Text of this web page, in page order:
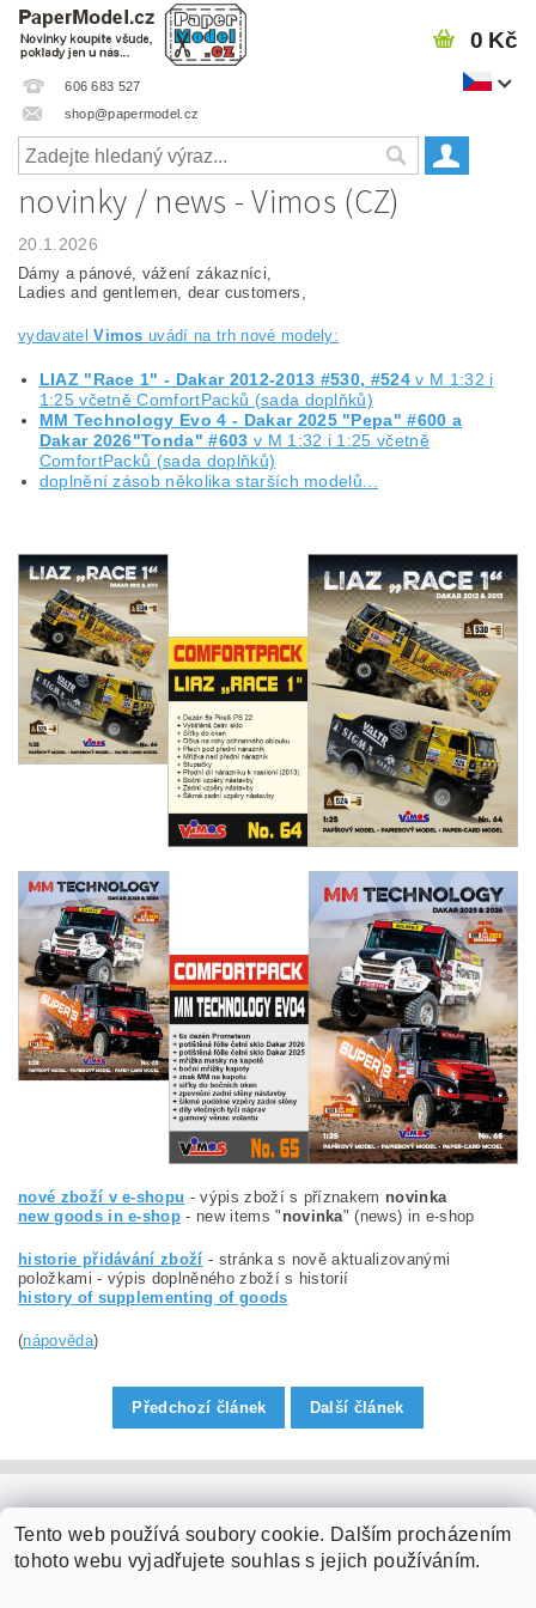
606 683 527
shop@papermodel.cz
0 Kč
novinky / news - Vimos (CZ)
20.1.2026
Dámy a pánové, vážení zákazníci,
Ladies and gentlemen, dear customers,
vydavatelVimosuvádí na trh nové modely:
LIAZ "Race 1" - Dakar 2012-2013 #530, #524 v M 1:32 i
1:25 včetně ComfortPacků (sada doplňků)
MM Technology Evo 4 - Dakar 2025 "Pepa" #600 a
Dakar 2026"Tonda" #603 v M 1:32 i 1:25 včetně
ComfortPacků (sada doplňků)
doplnění zásob několika starších modelů...
nové zboží v e-shopu - výpis zboží s příznakem novinka
new goods in e-shop - new items " novinka" (news) in e-shop
historie přidávání zboží - stránka s nově aktualizovanými
položkami - výpis doplněného zboží s historií
history of supplementing of goods
(nápověda)
Předchozí článek Další článek
Tento web používá soubory cookie. Dalším procházením
tohoto webu vyjadřujete souhlas s jejich používáním.